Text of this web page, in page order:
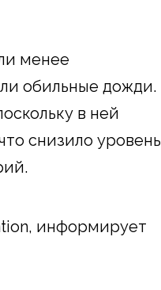
менее
обильные дожди.
в ней
снизило уровень
информирует